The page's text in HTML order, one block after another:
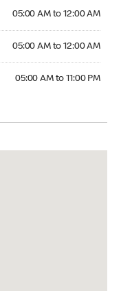
05:00 AM to 12:00 AM
05:00 AM to 12:00 AM
05:00 AM to 11:00 PM